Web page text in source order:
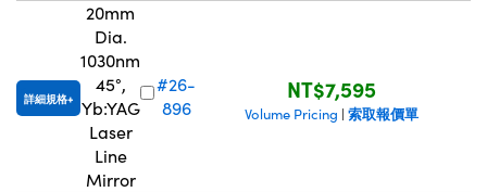
詳細規格
20mm
Dia.
1030nm
45°,
Yb:YAG
Laser
Line
Mirror
#26-
896
NT$7,595
Volume Pricing | 索取報價單